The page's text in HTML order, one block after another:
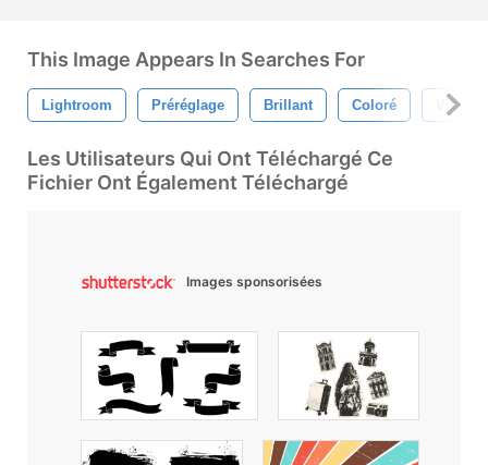
This Image Appears In Searches For
Lightroom Préréglage Brillant Coloré Vif
Les Utilisateurs Qui Ont Téléchargé Ce
Fichier Ont Également Téléchargé
Images sponsorisées